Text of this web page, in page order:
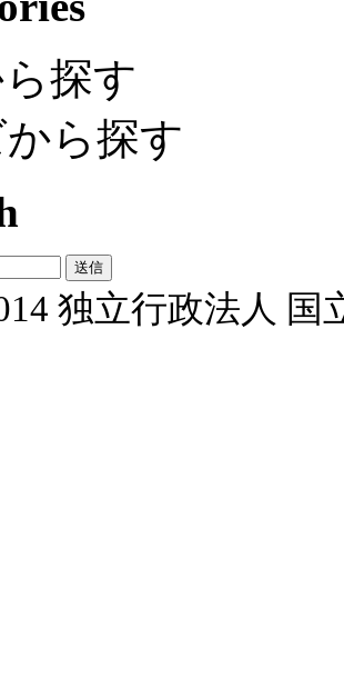
探す
ら探す
独立行政法人 国